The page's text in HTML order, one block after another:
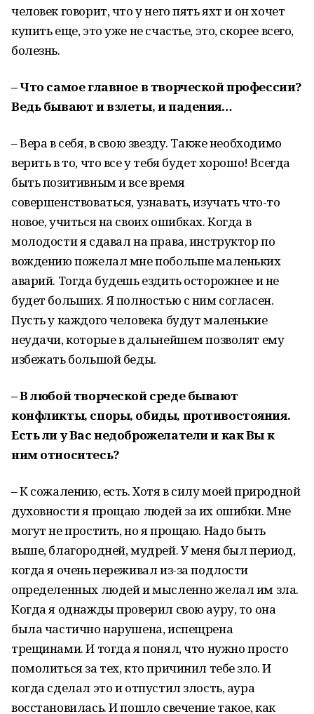
человек говорит, что у него пять яхт и он хочет
купить еще, это уже не счастье, это, скорее всего,
болезнь.
– Что самое главное в творческой профессии?
Ведь бывают и взлеты, и падения…
– Вера в себя, в свою звезду. Также необходимо
верить в то, что все у тебя будет хорошо! Всегда
быть позитивным и все время
совершенствоваться, узнавать, изучать что-то
новое, учиться на своих ошибках. Когда в
молодости я сдавал на права, инструктор по
вождению пожелал мне побольше маленьких
аварий. Тогда будешь ездить осторожнее и не
будет больших. Я полностью с ним согласен.
Пусть у каждого человека будут маленькие
неудачи, которые в дальнейшем позволят ему
избежать большой беды.
– В любой творческой среде бывают
конфликты, споры, обиды, противостояния.
Есть ли у Вас недоброжелатели и как Вы к
ним относитесь?
– К сожалению, есть. Хотя в силу моей природной
духовности я прощаю людей за их ошибки. Мне
могут не простить, но я прощаю. Надо быть
выше, благородней, мудрей. У меня был период,
когда я очень переживал из-за подлости
определенных людей и мысленно желал им зла.
Когда я однажды проверил свою ауру, то она
была частично нарушена, испещрена
трещинами. И тогда я понял, что нужно просто
помолиться за тех, кто причинил тебе зло. И
когда сделал это и отпустил злость, аура
восстановилась. И пошло свечение такое, как